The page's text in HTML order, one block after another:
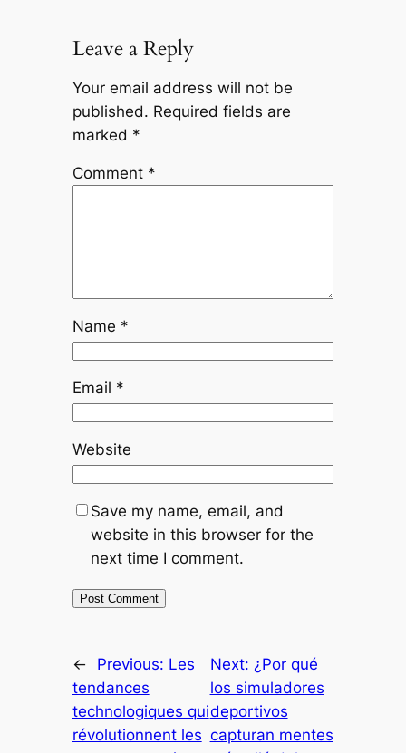
Leave a Reply
Your email address will not be
published. Required fields are
marked *
Comment *
Name *
Email *
Website
Save my name, email, and
website in this browser for the
next time I comment.
← Previous: Les
tendances
technologiques qui
révolutionnent les
Next: ¿Por qué
los simuladores
deportivos
capturan mentes